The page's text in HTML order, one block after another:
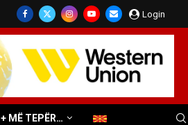
Login
+ MË TEPËR…